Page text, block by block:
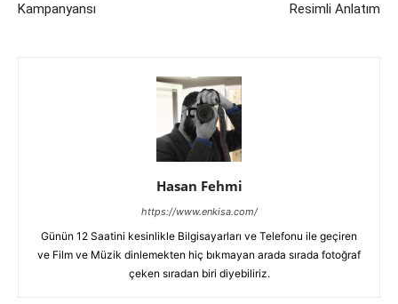
Kampanyansı
Resimli Anlatım
Hasan Fehmi
https://www.enkisa.com/
Günün 12 Saatini kesinlikle Bilgisayarları ve Telefonu ile geçiren
ve Film ve Müzik dinlemekten hiç bıkmayan arada sırada fotoğraf
çeken sıradan biri diyebiliriz.